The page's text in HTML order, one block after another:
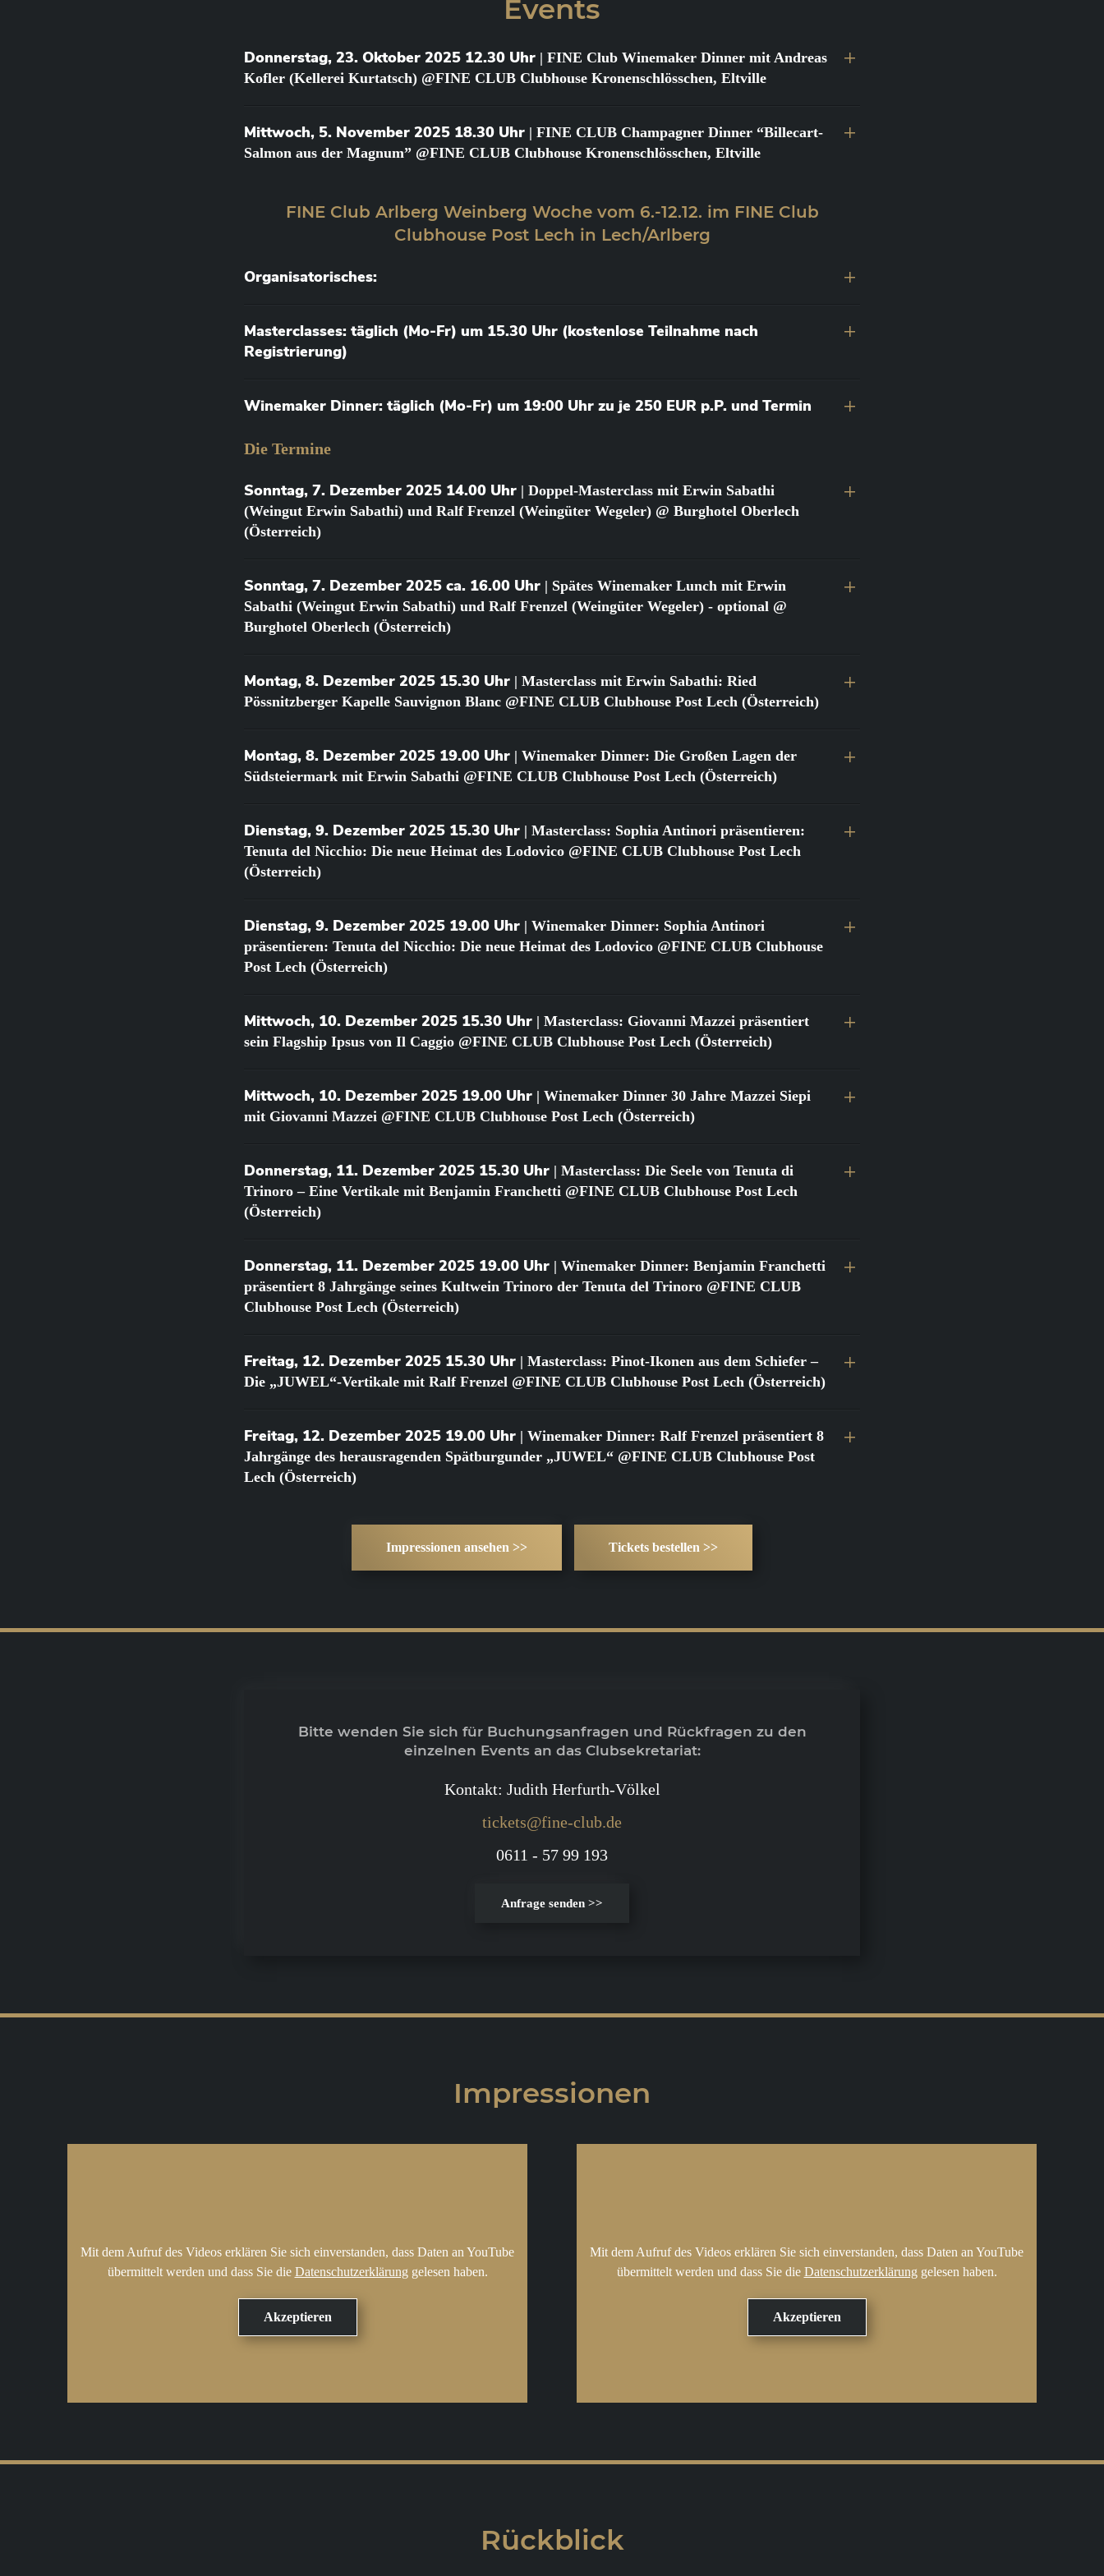
Events
Donnerstag, 23. Oktober 2025 12.30 Uhr | FINE Club Winemaker Dinner mit Andreas
Kofler (Kellerei Kurtatsch) @FINE CLUB Clubhouse Kronenschlösschen, Eltville
Mittwoch, 5. November 2025 18.30 Uhr | FINE CLUB Champagner Dinner “Billecart-
Salmon aus der Magnum” @FINE CLUB Clubhouse Kronenschlösschen, Eltville
FINE Club Arlberg Weinberg Woche vom 6.-12.12. im FINE Club
Clubhouse Post Lech in Lech/Arlberg
Organisatorisches:
Masterclasses: täglich (Mo-Fr) um 15.30 Uhr (kostenlose Teilnahme nach
Registrierung)
Winemaker Dinner: täglich (Mo-Fr) um 19:00 Uhr zu je 250 EUR p.P. und Termin
Die Termine
Sonntag, 7. Dezember 2025 14.00 Uhr | Doppel-Masterclass mit Erwin Sabathi
(Weingut Erwin Sabathi) und Ralf Frenzel (Weingüter Wegeler) @ Burghotel Oberlech
(Österreich)
Sonntag, 7. Dezember 2025 ca. 16.00 Uhr | Spätes Winemaker Lunch mit Erwin
Sabathi (Weingut Erwin Sabathi) und Ralf Frenzel (Weingüter Wegeler) - optional @
Burghotel Oberlech (Österreich)
Montag, 8. Dezember 2025 15.30 Uhr | Masterclass mit Erwin Sabathi: Ried
Pössnitzberger Kapelle Sauvignon Blanc @FINE CLUB Clubhouse Post Lech (Österreich)
Montag, 8. Dezember 2025 19.00 Uhr | Winemaker Dinner: Die Großen Lagen der
Südsteiermark mit Erwin Sabathi @FINE CLUB Clubhouse Post Lech (Österreich)
Dienstag, 9. Dezember 2025 15.30 Uhr | Masterclass: Sophia Antinori präsentieren:
Tenuta del Nicchio: Die neue Heimat des Lodovico @FINE CLUB Clubhouse Post Lech
(Österreich)
Dienstag, 9. Dezember 2025 19.00 Uhr | Winemaker Dinner: Sophia Antinori
präsentieren: Tenuta del Nicchio: Die neue Heimat des Lodovico @FINE CLUB Clubhouse
Post Lech (Österreich)
Mittwoch, 10. Dezember 2025 15.30 Uhr | Masterclass: Giovanni Mazzei präsentiert
sein Flagship Ipsus von Il Caggio @FINE CLUB Clubhouse Post Lech (Österreich)
Mittwoch, 10. Dezember 2025 19.00 Uhr | Winemaker Dinner 30 Jahre Mazzei Siepi
mit Giovanni Mazzei @FINE CLUB Clubhouse Post Lech (Österreich)
Donnerstag, 11. Dezember 2025 15.30 Uhr | Masterclass: Die Seele von Tenuta di
Trinoro – Eine Vertikale mit Benjamin Franchetti @FINE CLUB Clubhouse Post Lech
(Österreich)
Donnerstag, 11. Dezember 2025 19.00 Uhr | Winemaker Dinner: Benjamin Franchetti
präsentiert 8 Jahrgänge seines Kultwein Trinoro der Tenuta del Trinoro @FINE CLUB
Clubhouse Post Lech (Österreich)
Freitag, 12. Dezember 2025 15.30 Uhr | Masterclass: Pinot-Ikonen aus dem Schiefer –
Die „JUWEL“-Vertikale mit Ralf Frenzel @FINE CLUB Clubhouse Post Lech (Österreich)
Freitag, 12. Dezember 2025 19.00 Uhr | Winemaker Dinner: Ralf Frenzel präsentiert 8
Jahrgänge des herausragenden Spätburgunder „JUWEL“ @FINE CLUB Clubhouse Post
Lech (Österreich)
Impressionen ansehen >> Tickets bestellen >>
Bitte wenden Sie sich für Buchungsanfragen und Rückfragen zu den
einzelnen Events an das Clubsekretariat:
Kontakt: Judith Herfurth-Völkel
tickets@fine-club.de
0611 - 57 99 193
Anfrage senden >>
Impressionen
Mit dem Aufruf des Videos erklären Sie sich einverstanden, dass Daten an YouTube
übermittelt werden und dass Sie die Datenschutzerklärung gelesen haben.
Mit dem Aufruf des Videos erklären Sie sich einverstanden, dass Daten an YouTube
übermittelt werden und dass Sie die Datenschutzerklärung gelesen haben.
Rückblick